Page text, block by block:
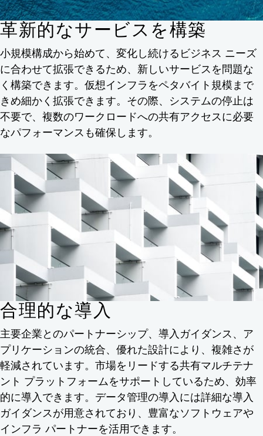
革新的なサービスを構築
小規模構成から始めて、変化し続けるビジネス ニーズ
に合わせて拡張できるため、新しいサービスを問題な
く構築できます。仮想インフラをペタバイト規模まで
きめ細かく拡張できます。その際、システムの停止は
不要で、複数のワークロードへの共有アクセスに必要
なパフォーマンスも確保します。
合理的な導入
主要企業とのパートナーシップ、導入ガイダンス、ア
プリケーションの統合、優れた設計により、複雑さが
軽減されています。市場をリードする共有マルチテナ
ント プラットフォームをサポートしているため、効率
的に導入できます。データ管理の導入には詳細な導入
ガイダンスが用意されており、豊富なソフトウェアや
インフラ パートナーを活用できます。